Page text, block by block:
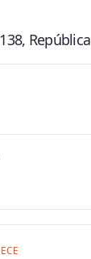
República